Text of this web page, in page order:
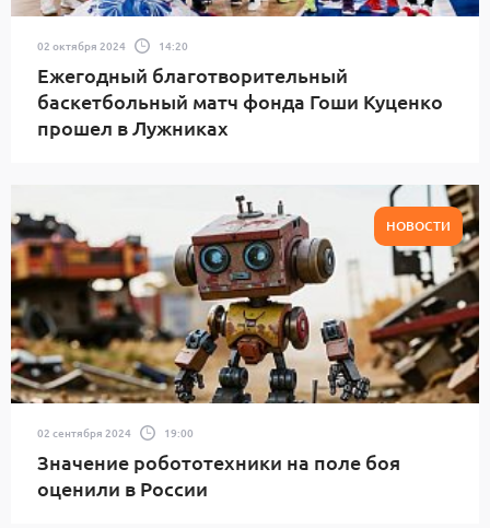
02 октября 2024 14:20
Ежегодный благотворительный
баскетбольный матч фонда Гоши Куценко
прошел в Лужниках
НОВОСТИ
02 сентября 2024 19:00
Значение робототехники на поле боя
оценили в России